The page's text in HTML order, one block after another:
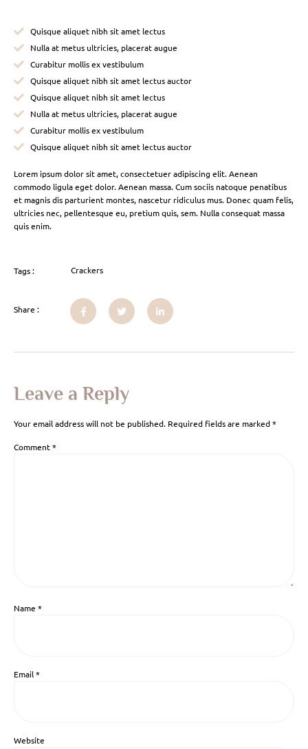
Quisque aliquet nibh sit amet lectus
Nulla at metus ultricies, placerat augue
Curabitur mollis ex vestibulum
Quisque aliquet nibh sit amet lectus auctor
Quisque aliquet nibh sit amet lectus
Nulla at metus ultricies, placerat augue
Curabitur mollis ex vestibulum
Quisque aliquet nibh sit amet lectus auctor
Lorem ipsum dolor sit amet, consectetuer adipiscing elit. Aenean
commodo ligula eget dolor. Aenean massa. Cum sociis natoque penatibus
et magnis dis parturient montes, nascetur ridiculus mus. Donec quam felis,
ultricies nec, pellentesque eu, pretium quis, sem. Nulla consequat massa
quis enim.
Tags : Crackers
Share :
Leave a Reply
Your email address will not be published. Required fields are marked*
Comment*
Name *
Email*
Website